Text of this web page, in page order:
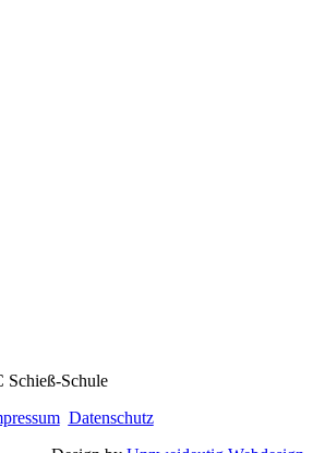
Schieß-Schule
Datenschutz